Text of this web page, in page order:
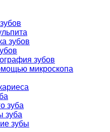
зубов
зубов
микроскопа
зуба
зуба
зубы